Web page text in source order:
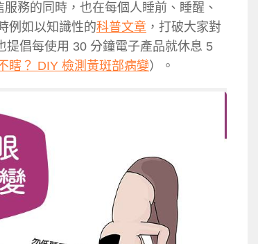
務的同時，也在每個人睡前、睡醒、
例如以知識性的科普文章 ，打破大家對
提倡每使用 30 分鐘電子產品就休息 5
瞎？ DIY 檢測黃斑部病變）。